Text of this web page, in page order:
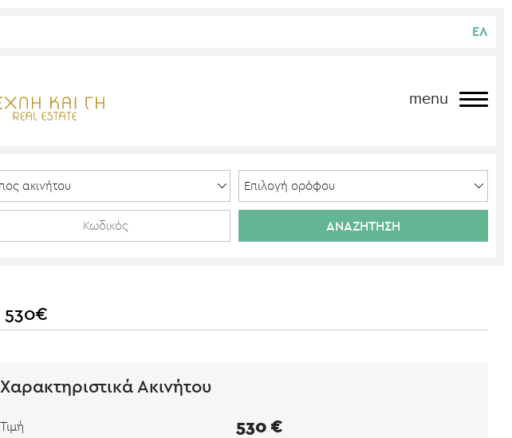
ΕΛ
menu
530€
Χαρακτηριστικά Ακινήτου
Τιμή 530 €